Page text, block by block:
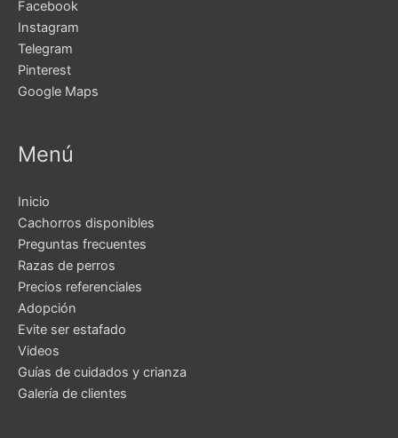
Facebook
Instagram
Telegram
Pinterest
Google Maps
Menú
Inicio
Cachorros disponibles
Preguntas frecuentes
Razas de perros
Precios referenciales
Adopción
Evite ser estafado
Videos
Guías de cuidados y crianza
Galería de clientes